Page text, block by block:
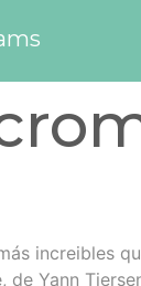
increibles
de Yann